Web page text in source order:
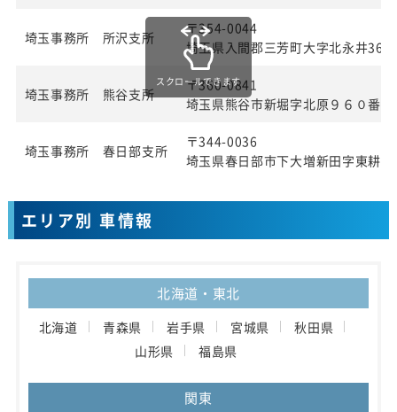
埼玉事務所 所沢支所
〒354-0044
埼玉県入間郡三芳町大字北永井360
埼玉事務所 熊谷支所
〒360-0841
埼玉県熊谷市新堀字北原９６０番２
埼玉事務所 春日部支所
〒344-0036
埼玉県春日部市下大増新田字東耕
スクロールできます
エリア別 車情報
北海道・東北
北海道 青森県 岩手県 宮城県
秋田県
山形県
福島県
関東